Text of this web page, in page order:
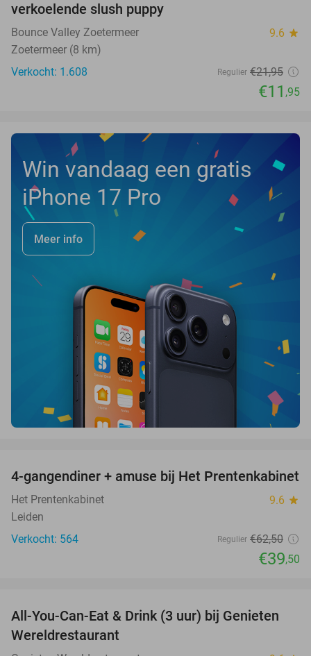
verkoelende slush puppy
Bounce Valley Zoetermeer 9.6 star
Zoetermeer (8 km)
Verkocht: 1.608
Regulier €21,95
€11 ,95
Win vandaag een gratis
iPhone 17 Pro
Meer info
37%
4-gangendiner + amuse bij Het Prentenkabinet
Het Prentenkabinet 9.6 star
Leiden
Verkocht: 564
Regulier €62,50
€39,50
19%
All-You-Can-Eat & Drink (3 uur) bij Genieten
Wereldrestaurant